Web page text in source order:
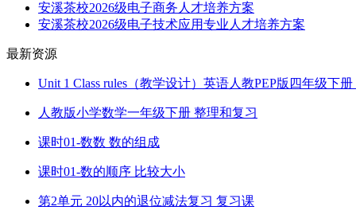
安溪茶校2026级电子商务人才培养方案
安溪茶校2026级电子技术应用专业人才培养方案
最新资源
Unit 1 Class rules（教学设计）英语人教PEP版四年级下册
人教版小学数学一年级下册 整理和复习
课时01-数数 数的组成
课时01-数的顺序 比较大小
第2单元 20以内的退位减法复习 复习课